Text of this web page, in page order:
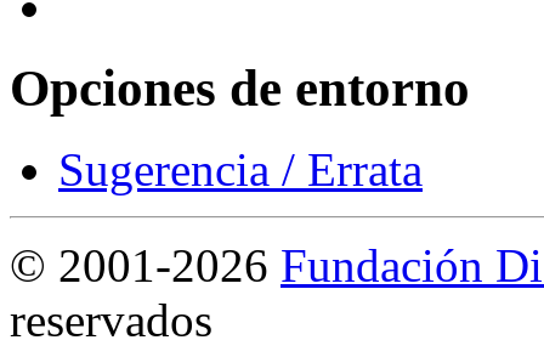
Opciones de entorno
Sugerencia / Errata
© 2001-2026 Fundación
reservados